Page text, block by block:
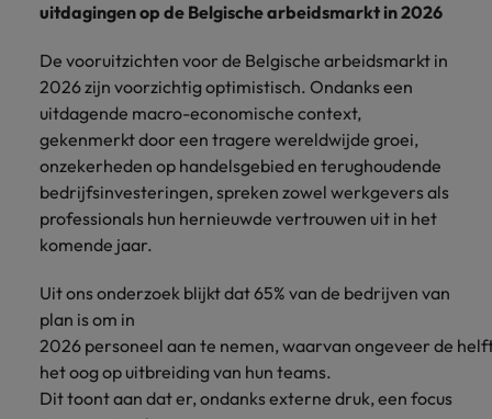
uitdagingen op de Belgische arbeidsmarkt in 2026
De vooruitzichten voor de Belgische arbeidsmarkt in
2026 zijn voorzichtig optimistisch. Ondanks een
uitdagende macro-economische context,
gekenmerkt door een tragere wereldwijde groei,
onzekerheden op handelsgebied en terughoudende
bedrijfsinvesteringen, spreken zowel werkgevers als
professionals hun hernieuwde vertrouwen uit in het
komende jaar.
Uit ons onderzoek blijkt dat 65% van de bedrijven van
plan is om in
2026 personeel aan te nemen, waarvan ongeveer de
het oog op uitbreiding van hun teams.
Dit toont aan dat er, ondanks externe druk, een focus